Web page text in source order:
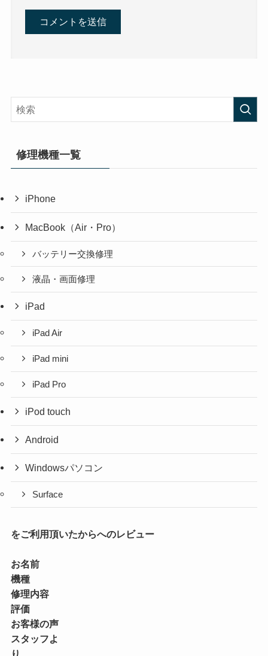
修理機種一覧
iPhone
MacBook（Air・Pro）
バッテリー交換修理
液晶・画面修理
iPad
iPad Air
iPad mini
iPad Pro
iPod touch
Android
Windowsパソコン
Surface
をご利用頂いたからへのレビュー
お名前
機種
修理内容
評価
お客様の声
スタッフよ
り